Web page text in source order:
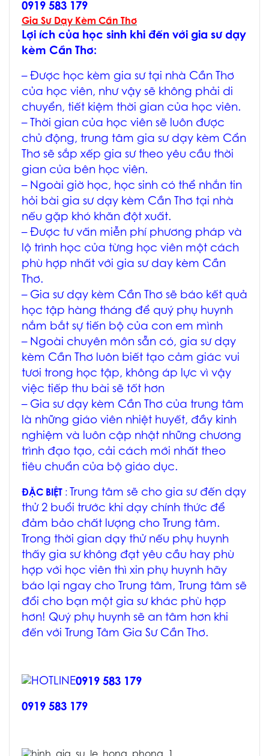
0919 583 179
Gia Sư Dạy Kèm Cần Thơ
Lợi ích của học sinh khi đến với gia sư dạy
kèm Cần Thơ:
– Được học kèm gia sư tại nhà Cần Thơ
của học viên, như vậy sẽ không phải di
chuyển, tiết kiệm thời gian của học viên.
– Thời gian của học viên sẽ luôn được
chủ động, trung tâm gia sư dạy kèm Cẩn
Thơ sẽ sắp xếp gia sư theo yêu cầu thời
gian của bên học viên.
– Ngoài giờ học, học sinh có thể nhắn tin
hỏi bài gia sư dạy kèm Cần Thơ tại nhà
nếu gặp khó khăn đột xuất.
– Được tư vấn miễn phí phương pháp và
lộ trình học của từng học viên một cách
phù hợp nhất với gia sư day kèm Cần
Thơ.
– Gia sư dạy kèm Cần Thơ sẽ báo kết quả
học tập hàng tháng để quý phụ huynh
nắm bắt sự tiến bộ của con em mình
– Ngoài chuyên môn sẵn có, gia sư dạy
kèm Cần Thơ luôn biết tạo cảm giác vui
tươi trong học tập, không áp lực vì vậy
việc tiếp thu bài sẽ tốt hơn
– Gia sư dạy kèm Cần Thơ của trung tâm
là những giáo viên nhiệt huyết, đầy kinh
nghiệm và luôn cập nhật những chương
trình đạo tạo, cải cách mới nhất theo
tiêu chuẩn của bộ giáo dục.
ĐẶC BIỆT :
Trung tâm sẽ cho gia sư đến dạy
thử 2 buổi trước khi dạy chính thức để
đảm bảo chất lượng cho Trung tâm.
Trong thời gian dạy thử nếu phụ huynh
thấy gia sư không đạt yêu cầu hay phù
hợp với học viên thì xin phụ huynh hãy
báo lại ngay cho Trung tâm, Trung tâm sẽ
đổi cho bạn một gia sư khác phù hợp
hơn! Quý phụ huynh sẽ an tâm hơn khi
đến với Trung Tâm Gia Sư Cần Thơ.
0919 583 179
0919 583 179